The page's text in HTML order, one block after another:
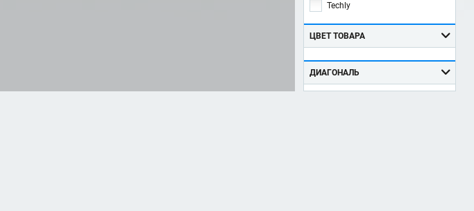
Techly
ЦВЕТ ТОВАРА
ДИАГОНАЛЬ